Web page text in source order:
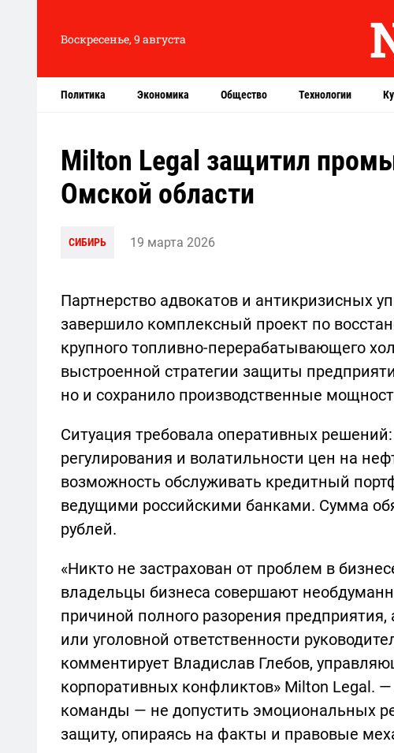
Воскресенье, 9 августа
Политика Экономика Общество Технологии
Milton Legal защитил
Омской области
СИБИРЬ 19 марта 2026
Партнерство адвокатов и антикризисных
завершило комплексный проект по
крупного топливно-перерабатывающего
выстроенной стратегии защиты
но и сохранило производственные
Ситуация требовала оперативных
регулирования и волатильности цен на
возможность обслуживать кредитный
ведущими российскими банками. Сумма
рублей.
«Никто не застрахован от проблем в
владельцы бизнеса совершают
причиной полного разорения
или уголовной ответственности
комментирует Владислав Глебов,
корпоративных конфликтов» Milton Legal.
команды — не допустить эмоциональных
защиту, опираясь на факты и правовые